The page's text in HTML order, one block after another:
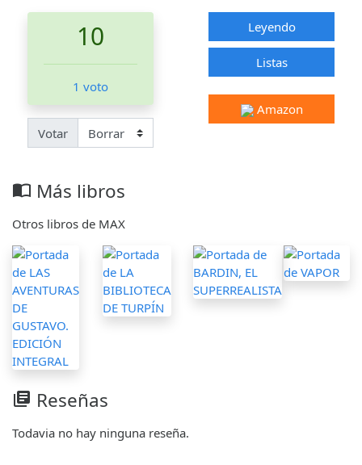
10
1 voto
Votar
Leyendo
Listas
Amazon
import_contacts Más libros
Otros libros de MAX
library_books Reseñas
Todavia no hay ninguna reseña.